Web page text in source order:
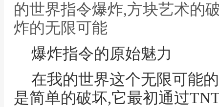
的世界指令爆炸,方块艺术的
炸的无限可能
爆炸指令的原始魅力
在我的世界这个无限可能
是简单的破坏,它最初通过